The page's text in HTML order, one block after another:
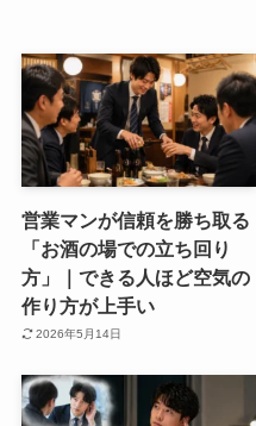
営業マンが信頼を勝ち取る
「お酒の場での立ち回り
方」｜できる人ほど空気の
作り方が上手い
2026年5月14日